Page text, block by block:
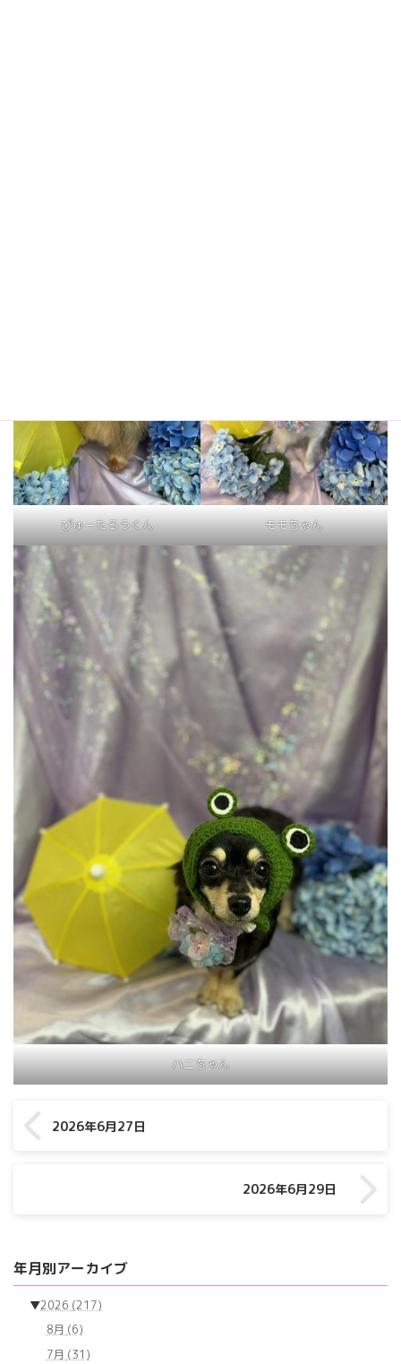
ぴゅーたろうくん モモちゃん
ハニちゃん
2026年6月27日
2026年6月29日
年月別アーカイブ
▼2026 (217)
8月 (6)
7月 (31)